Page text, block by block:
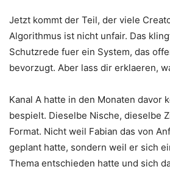
Jetzt kommt der Teil, der viele
Algorithmus ist nicht unfair. Das
Schutzrede fuer ein System, das
bevorzugt. Aber lass dir erklaeren,
Kanal A hatte in den Monaten davor
bespielt. Dieselbe Nische, dieselbe
Format. Nicht weil Fabian das von
geplant hatte, sondern weil er sich
Thema entschieden hatte und sich